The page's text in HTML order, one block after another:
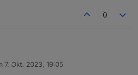
0
7. Okt. 2023, 19:05
von